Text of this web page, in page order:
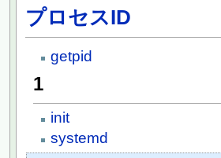
プロセスID
getpid
1
init
systemd